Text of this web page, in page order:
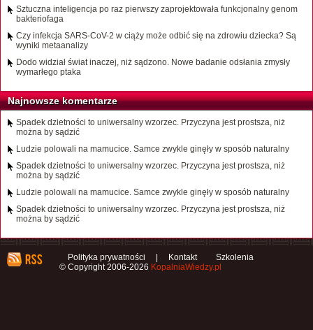
Sztuczna inteligencja po raz pierwszy zaprojektowała funkcjonalny genom
bakteriofaga
Czy infekcja SARS-CoV-2 w ciąży może odbić się na zdrowiu dziecka? Są
wyniki metaanalizy
Dodo widział świat inaczej, niż sądzono. Nowe badanie odsłania zmysły
wymarłego ptaka
Najnowsze komentarze
Spadek dzietności to uniwersalny wzorzec. Przyczyna jest prostsza, niż
można by sądzić
Ludzie polowali na mamucice. Samce zwykle ginęły w sposób naturalny
Spadek dzietności to uniwersalny wzorzec. Przyczyna jest prostsza, niż
można by sądzić
Ludzie polowali na mamucice. Samce zwykle ginęły w sposób naturalny
Spadek dzietności to uniwersalny wzorzec. Przyczyna jest prostsza, niż
można by sądzić
Polityka prywatności Kontakt
Szkolenia
© Copyright 2006-2026 KopalniaWiedzy.pl